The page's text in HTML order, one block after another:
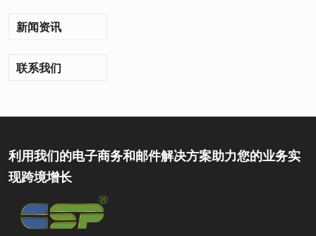
新闻资讯
联系我们
利用我们的电子商务和邮件解决方案助力您的业务实
现跨境增长